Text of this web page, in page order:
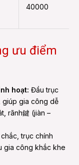
40000
ưu điểm
hoạt: Đầu trục
giúp gia công dễ
rãnh鍵 (jiàn –
trục chính
gia công khắc khe